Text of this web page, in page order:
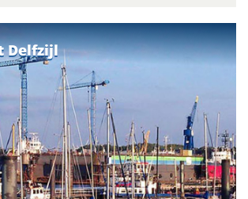
Delfzijl